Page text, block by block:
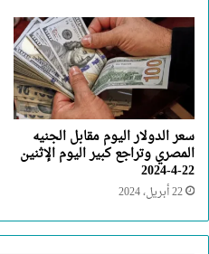
سعر الدولار اليوم مقابل الجنيه
المصري وتراجع كبير اليوم الإثنين
22-4-2024
22 أبريل، 2024